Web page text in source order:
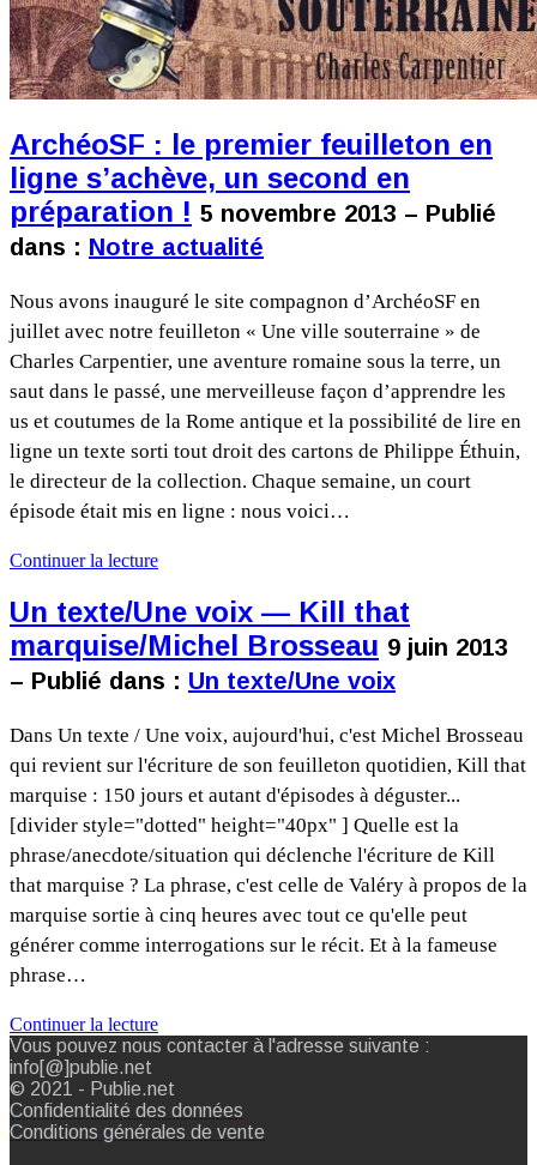
ArchéoSF : le premier feuilleton en
ligne s’achève, un second en
préparation ! 5 novembre 2013 – Publié
dans : Notre actualité
Nous avons inauguré le site compagnon d’ArchéoSF en
juillet avec notre feuilleton « Une ville souterraine » de
Charles Carpentier, une aventure romaine sous la terre, un
saut dans le passé, une merveilleuse façon d’apprendre les
us et coutumes de la Rome antique et la possibilité de lire en
ligne un texte sorti tout droit des cartons de Philippe Éthuin,
le directeur de la collection. Chaque semaine, un court
épisode était mis en ligne : nous voici…
Continuer la lecture
Un texte/Une voix — Kill that
marquise/Michel Brosseau 9 juin 2013
– Publié dans : Un texte/Une voix
Dans Un texte / Une voix, aujourd'hui, c'est Michel Brosseau
qui revient sur l'écriture de son feuilleton quotidien, Kill that
marquise : 150 jours et autant d'épisodes à déguster...
[divider style="dotted" height="40px" ] Quelle est la
phrase/anecdote/situation qui déclenche l'écriture de Kill
that marquise ? La phrase, c'est celle de Valéry à propos de la
marquise sortie à cinq heures avec tout ce qu'elle peut
générer comme interrogations sur le récit. Et à la fameuse
phrase…
Continuer la lecture
Vous pouvez nous contacter à l'adresse suivante :
info[@]publie.net
© 2021 - Publie.net
Confidentialité des données
Conditions générales de vente